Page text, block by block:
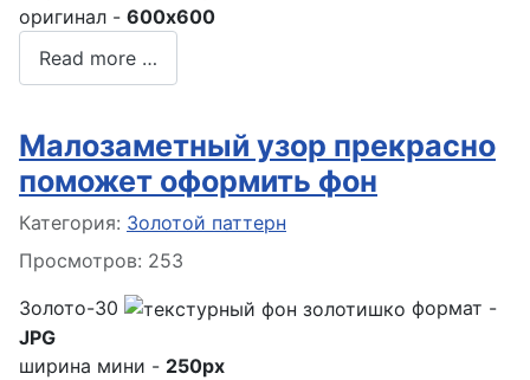
оригинал - 600x600
Read more …
Малозаметный узор прекрасно
поможет оформить фон
Информация о материале
Категория: Золотой паттерн
Просмотров: 253
Золото-30
формат -
JPG
ширина мини - 250px